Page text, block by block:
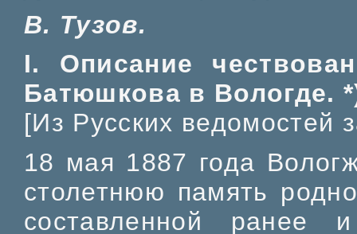
В. Тузов.
I. Описание
Батюшкова в Вологде.
[Из Русских ведомостей
18 мая 1887 года
столетнюю память
составленной ранее